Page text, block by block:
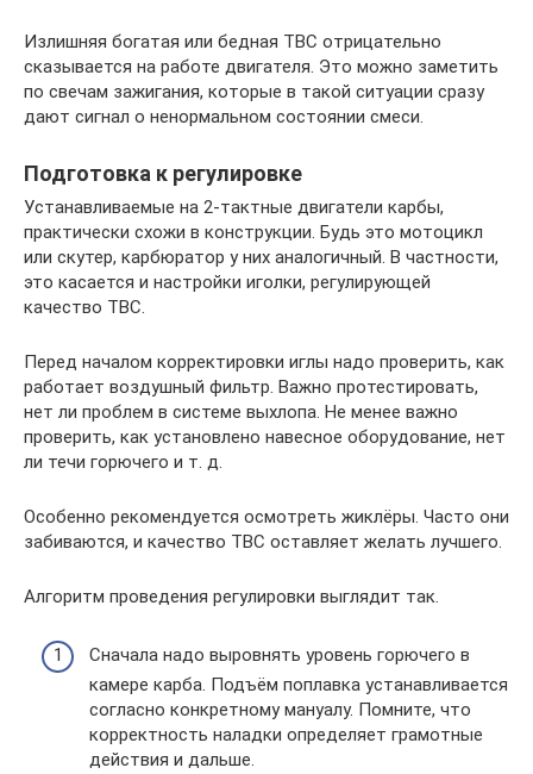
Излишняя богатая или бедная ТВС отрицательно
сказывается на работе двигателя. Это можно заметить
по свечам зажигания, которые в такой ситуации сразу
дают сигнал о ненормальном состоянии смеси.
Подготовка к регулировке
Устанавливаемые на 2-тактные двигатели карбы,
практически схожи в конструкции. Будь это мотоцикл
или скутер, карбюратор у них аналогичный. В частности,
это касается и настройки иголки, регулирующей
качество ТВС.
Перед началом корректировки иглы надо проверить, как
работает воздушный фильтр. Важно протестировать,
нет ли проблем в системе выхлопа. Не менее важно
проверить, как установлено навесное оборудование, нет
ли течи горючего и т. д.
Особенно рекомендуется осмотреть жиклёры. Часто они
забиваются, и качество ТВС оставляет желать лучшего.
Алгоритм проведения регулировки выглядит так.
Сначала надо выровнять уровень горючего в
камере карба. Подъём поплавка устанавливается
согласно конкретному мануалу. Помните, что
корректность наладки определяет грамотные
действия и дальше.